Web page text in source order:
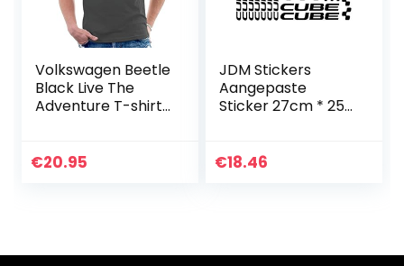
Volkswagen Beetle
Black Live The
Adventure T-shirt
€20.95
JDM Stickers
Aangepaste
Sticker 27cm * 25
AdeSIVI BICI
€18.46